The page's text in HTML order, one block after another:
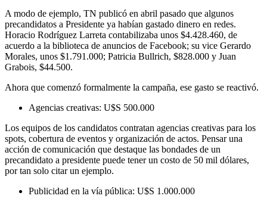
A modo de ejemplo, TN publicó en abril pasado que algunos
precandidatos a Presidente ya habían gastado dinero en redes.
Horacio Rodríguez Larreta contabilizaba unos $4.428.460, de
acuerdo a la biblioteca de anuncios de Facebook; su vice Gerardo
Morales, unos $1.791.000; Patricia Bullrich, $828.000 y Juan
Grabois, $44.500.
Ahora que comenzó formalmente la campaña, ese gasto se reactivó.
Agencias creativas: U$S 500.000
Los equipos de los candidatos contratan agencias creativas para los
spots, cobertura de eventos y organización de actos. Pensar una
acción de comunicación que destaque las bondades de un
precandidato a presidente puede tener un costo de 50 mil dólares,
por tan solo citar un ejemplo.
Publicidad en la vía pública: U$S 1.000.000